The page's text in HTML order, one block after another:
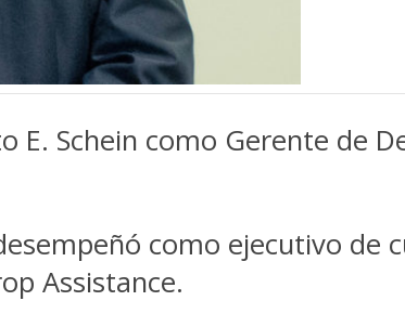
E. Schein como Gerente de
como ejecutivo de
Assistance.